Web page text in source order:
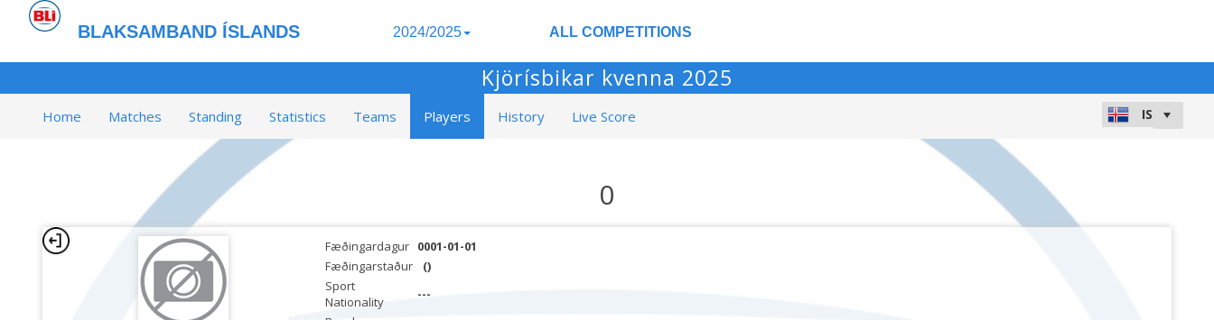
BLAKSAMBAND ÍSLANDS 2024/2025 ALL COMPETITIONS
Kjörísbikar kvenna 2025
Home Matches Standing Statistics Teams Players History Live Score
0
Fæðingardagur 0001-01-01
Fæðingarstaður
()
Sport
Nationality
---